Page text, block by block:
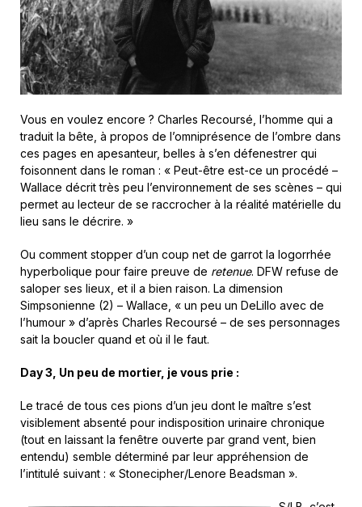
Vous en voulez encore ? Charles Recoursé, l’homme qui a
traduit la bête, à propos de l’omniprésence de l’ombre dans
ces pages en apesanteur, belles à s’en défenestrer qui
foisonnent dans le roman : « Peut-être est-ce un procédé –
Wallace décrit très peu l’environnement de ses scènes – qui
permet au lecteur de se raccrocher à la réalité matérielle du
lieu sans le décrire. »
Ou comment stopper d’un coup net de garrot la logorrhée
hyperbolique pour faire preuve de retenue. DFW refuse de
saloper ses lieux, et il a bien raison. La dimension
Simpsonienne (2) – Wallace, « un peu un DeLillo avec de
l’humour » d’après Charles Recoursé – de ses personnages
sait la boucler quand et où il le faut.
Day 3, Un peu de mortier, je vous prie :
Le tracé de tous ces pions d’un jeu dont le maître s’est
visiblement absenté pour indisposition urinaire chronique
(tout en laissant la fenêtre ouverte par grand vent, bien
entendu) semble déterminé par leur appréhension de
l’intitulé suivant : « Stonecipher/Lenore Beadsman ».